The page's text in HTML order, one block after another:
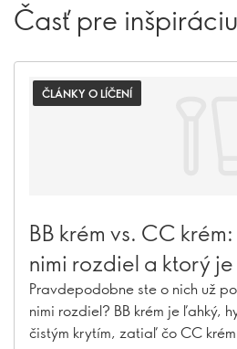
Časť pre inšpiráciu
ČLÁNKY O LÍČENÍ
BB krém vs. CC
nimi rozdiel a ktorý
pravý?
Pravdepodobne ste o nich už
nimi rozdiel? BB krém je ľahký,
čistým krytím, zatiaľ čo CC